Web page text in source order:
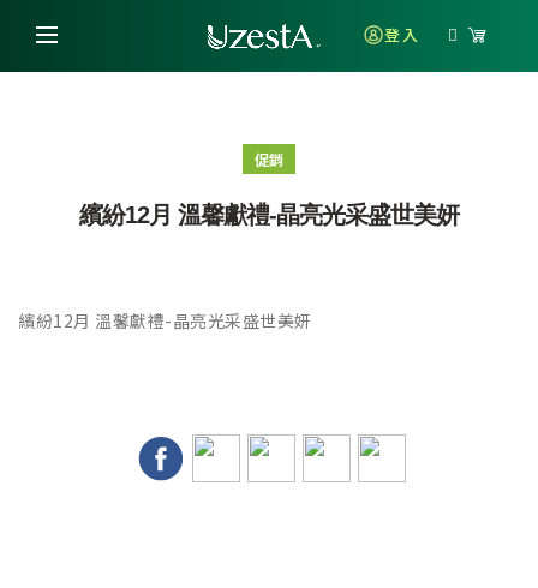
登入
促銷
繽紛12月 溫馨獻禮-晶亮光采盛世美妍
繽紛12月 溫馨獻禮-晶亮光采盛世美妍